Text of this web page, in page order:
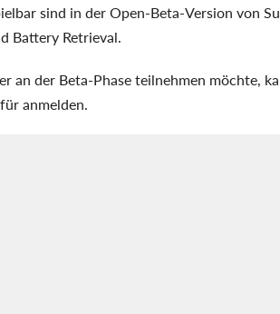
sind in der Open-Beta-Version von
Battery Retrieval.
an der Beta-Phase teilnehmen möchte,
anmelden.